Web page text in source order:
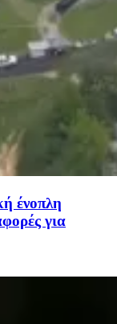
ένοπλη
για